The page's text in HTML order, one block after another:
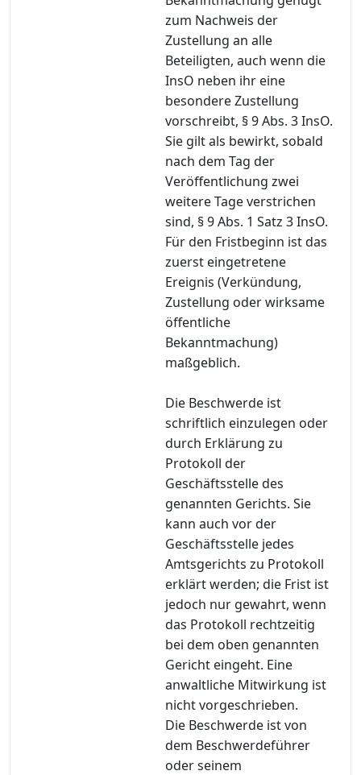
zum Nachweis der
Zustellung an alle
Beteiligten, auch wenn die
InsO neben ihr eine
besondere Zustellung
vorschreibt, § 9 Abs. 3 InsO.
Sie gilt als bewirkt, sobald
nach dem Tag der
Veröffentlichung zwei
weitere Tage verstrichen
sind, § 9 Abs. 1 Satz 3 InsO.
Für den Fristbeginn ist das
zuerst eingetretene
Ereignis (Verkündung,
Zustellung oder wirksame
öffentliche
Bekanntmachung)
maßgeblich.
Die Beschwerde ist
schriftlich einzulegen oder
durch Erklärung zu
Protokoll der
Geschäftsstelle des
genannten Gerichts. Sie
kann auch vor der
Geschäftsstelle jedes
Amtsgerichts zu Protokoll
erklärt werden; die Frist ist
jedoch nur gewahrt, wenn
das Protokoll rechtzeitig
bei dem oben genannten
Gericht eingeht. Eine
anwaltliche Mitwirkung ist
nicht vorgeschrieben.
Die Beschwerde ist von
dem Beschwerdeführer
oder seinem